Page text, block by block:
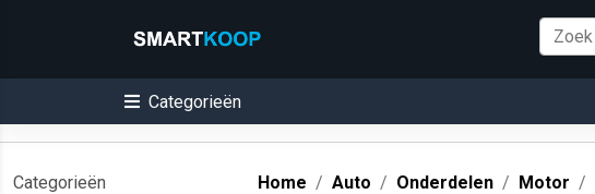
Categorieën
Categorieën Home Auto Onderdelen Motor